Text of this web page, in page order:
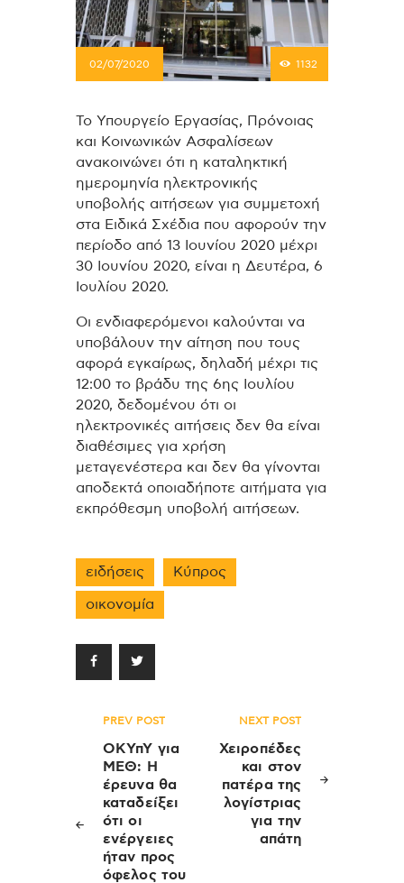
02/07/2020 1132
Το Υπουργείο Εργασίας, Πρόνοιας
και Κοινωνικών Ασφαλίσεων
ανακοινώνει ότι η καταληκτική
ημερομηνία ηλεκτρονικής
υποβολής αιτήσεων για συμμετοχή
στα Ειδικά Σχέδια που αφορούν την
περίοδο από 13 Ιουνίου 2020 μέχρι
30 Ιουνίου 2020, είναι η Δευτέρα, 6
Ιουλίου 2020.
Οι ενδιαφερόμενοι καλούνται να
υποβάλουν την αίτηση που τους
αφορά εγκαίρως, δηλαδή μέχρι τις
12:00 το βράδυ της 6ης Ιουλίου
2020, δεδομένου ότι οι
ηλεκτρονικές αιτήσεις δεν θα είναι
διαθέσιμες για χρήση
μεταγενέστερα και δεν θα γίνονται
αποδεκτά οποιαδήποτε αιτήματα για
εκπρόθεσμη υποβολή αιτήσεων.
ειδήσεις Κύπρος
οικονομία
Πλοήγηση
άρθρων
PREV POST
ΟΚΥπΥ για
ΜΕΘ: Η
έρευνα θα
καταδείξει
ότι οι
ενέργειες
ήταν προς
όφελος του
NEXT POST
Χειροπέδες
και στον
πατέρα της
λογίστριας
για την
απάτη